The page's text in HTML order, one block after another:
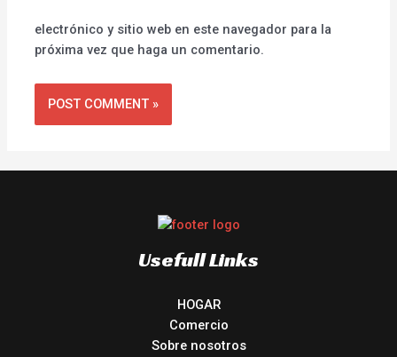
electrónico y sitio web en este navegador para la
próxima vez que haga un comentario.
Usefull Links
HOGAR
Comercio
Sobre nosotros